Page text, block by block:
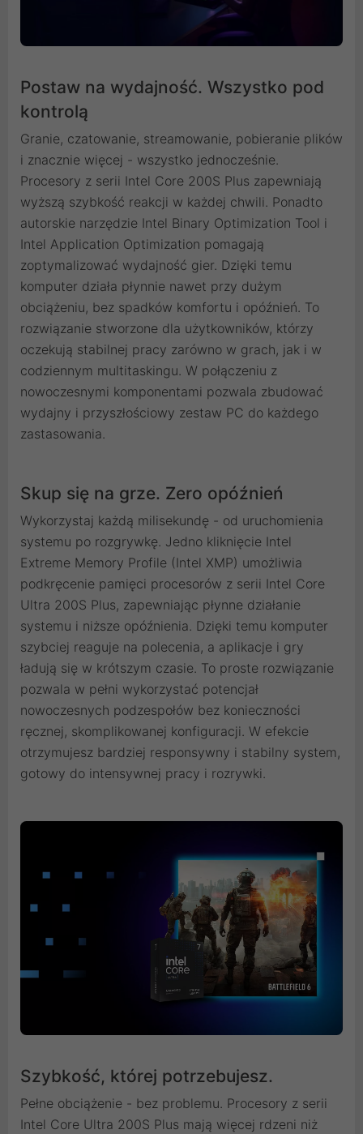
Postaw na wydajność. Wszystko pod
kontrolą
Granie, czatowanie, streamowanie, pobieranie plików
i znacznie więcej - wszystko jednocześnie.
Procesory z serii Intel Core 200S Plus zapewniają
wyższą szybkość reakcji w każdej chwili. Ponadto
autorskie narzędzie Intel Binary Optimization Tool i
Intel Application Optimization pomagają
zoptymalizować wydajność gier. Dzięki temu
komputer działa płynnie nawet przy dużym
obciążeniu, bez spadków komfortu i opóźnień. To
rozwiązanie stworzone dla użytkowników, którzy
oczekują stabilnej pracy zarówno w grach, jak i w
codziennym multitaskingu. W połączeniu z
nowoczesnymi komponentami pozwala zbudować
wydajny i przyszłościowy zestaw PC do każdego
zastasowania.
Skup się na grze. Zero opóźnień
Wykorzystaj każdą milisekundę - od uruchomienia
systemu po rozgrywkę. Jedno kliknięcie Intel
Extreme Memory Profile (Intel XMP) umożliwia
podkręcenie pamięci procesorów z serii Intel Core
Ultra 200S Plus, zapewniając płynne działanie
systemu i niższe opóźnienia. Dzięki temu komputer
szybciej reaguje na polecenia, a aplikacje i gry
ładują się w krótszym czasie. To proste rozwiązanie
pozwala w pełni wykorzystać potencjał
nowoczesnych podzespołów bez konieczności
ręcznej, skomplikowanej konfiguracji. W efekcie
otrzymujesz bardziej responsywny i stabilny system,
gotowy do intensywnej pracy i rozrywki.
Szybkość, której potrzebujesz.
Pełne obciążenie - bez problemu. Procesory z serii
Intel Core Ultra 200S Plus mają więcej rdzeni niż